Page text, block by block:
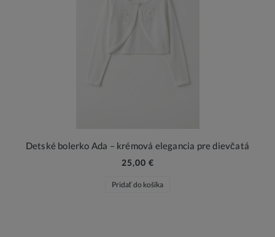
Detské bolerko Ada – krémová elegancia pre dievčatá
25,00 €
Pridať do košíka